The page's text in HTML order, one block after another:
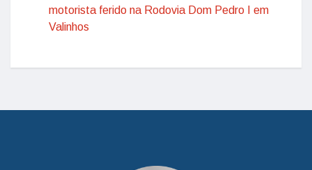
motorista ferido na Rodovia Dom Pedro I em
Valinhos